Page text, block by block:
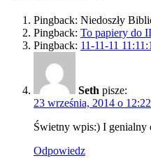
Pingback: Niedoszły
Pingback: To papiery do
Pingback: 11-11-11
Seth pisze:
23 września, 2014 o
Świetny wpis:) I genialny
Odpowiedz